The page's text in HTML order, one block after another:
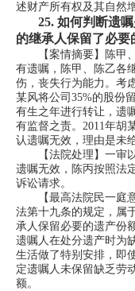
述财产所有权及其自然
25. 如何判断遗
的继承人保留了必要
【案情摘要】陈甲、
有遗嘱，陈甲、陈乙各
伤，丧失行为能力。考
某风将公司35%的股份
有生之年进行转让，遗
有监督之责。2011年胡
认遗嘱无效，理由是未
【法院处理】一审以
遗嘱无效，陈丙按照法
诉讼请求。
【最高法院民一庭意
法第十九条的规定，属
承人保留必要的遗产份
遗嘱人在处分遗产时为
生活做了特别安排，即
定遗嘱人未保留缺乏劳
额。